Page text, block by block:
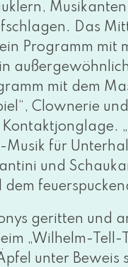
Das
Programm mit
mit dem
Clownerie
Musik für
und
gerit­ten und
„Wilhelm-Tell-
unter Beweis